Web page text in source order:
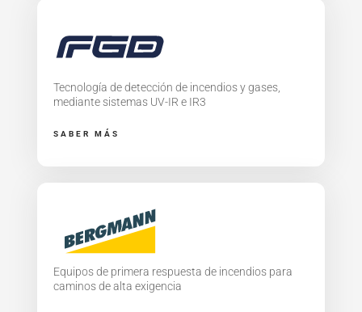
Tecnología de detección de incendios y gases,
mediante sistemas UV-IR e IR3
SABER MÁS
Equipos de primera respuesta de incendios para
caminos de alta exigencia